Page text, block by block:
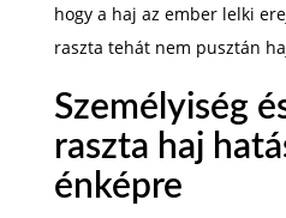
hogy a haj az ember lelki
raszta tehát nem pusztán
Személyiség
raszta haj
énképre